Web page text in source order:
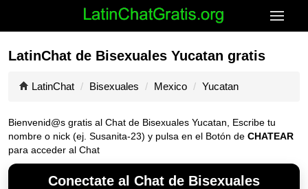
LatinChat de Bisexuales Yucatan gratis
LatinChat Bisexuales Mexico Yucatan
Bienvenid@s gratis al Chat de Bisexuales Yucatan, Escribe tu
nombre o nick (ej. Susanita-23) y pulsa en el Botón de CHATEAR
para acceder al Chat
Conectate al Chat de Bisexuales